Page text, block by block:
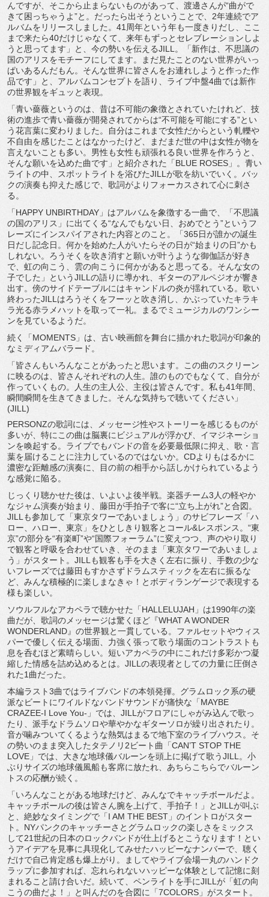
んですが、 そこから止まらないものがあって、渡邊さんが“曲がで
きて困っちゃうよ”と。だったら出そうということで、 2年連続でア
ルバムをリリースしました。 41周年という年も一度きりだし、
ここ
まで来たら40だけじゃなくて、 来年もずっとセレブレーションしよ
うと思ってます」と、 今の勢いを伝えるJILL。「新作は、 不思議の
国のアリスをモチーフにしてます。
まだ見たことのない世界がいっ
ぱいあるんだもん。 そんな世界に皆さんをお連れしようと作った作
品です」と、 アルバムコンセプトを語り、 ライブ中盤4曲では新作
の世界観をギュッと表現。
「青い薔薇というのは、昔は不可能の象徴とされていたけれど、 技
術の進歩で青い薔薇が開発されてからは“不可能を可能にする”とい
う花言葉に変わりました。
自分はこれまで女性だからという軋轢や
不自由を感じたことはなかったけど、まだまだ世の中は女性が物を
言えないことも多い。 男性も女性も頑張れる良い世界を作ろうと、
そんな願いを込めた曲です」と紹介された「BLUE ROSES」。青い
ライトの中、
スポットライトを浴びたJILLが歌を紡いでいく。 バッ
クの演奏も抑えた感じで、 歌詞がよりフォーカスされて心に刺さ
る。
「HAPPY UNBIRTHDAY」はアルバムを象徴する一曲で、「不思議
の国のアリス」に出てくる“なんでもない日、おめでとう”というフ
レーズにインスパイアされた内容とのこと。「365日が誰かの誕生
日だし記念日。 何かを始めた人がいたらその日が“始まりの日”かも
しれない。 ろうそくを吹き消すと願いが叶うような御伽話が好き
で、 虹の向こう、雲の向こうに何かがあると思ってる。 そんな女の
子でした」というJILLの語りに導かれ、 ギターのアルペジオが響き
出す。 傍のサイドテーブルにはキャンドルの炎が揺れている。 歌い
終わったJILLはろうそくをフーッと吹き消し、 かぶっていたキラキ
ラ光る赤ラメハットを取って一礼。
まるでミュージカルのワンシー
ンを見ているようだ。
続く「MOMENTS」は、 古い映画館を舞台に描かれた歌詞が印象的
なミディアムバラード。
「皆さんもいろんなことがあったと思います。
この曲のスクリーン
に映るのは、皆さんそれぞれの人生。 誰のものでもなくて、自分が
作っていくもの。人生の主人公、 主役は皆さんです。私も41年間、
瞬間瞬間を生きてきました。 そんな気持ちで聴いてください」
(JILL)
PERSONZの歌詞には、
メッセージ性やストーリーを感じるものが
多いが、 特にこの曲は脳裏にビジュアルが浮かび、 イマジネーショ
ンを喚起する。 ライブでもバンドの音を必要最低限に抑え、歌・ 言
葉を届けることに注力しているのではないか。 CDよりもはるかに
濃密な距離感の演奏に、
目の前の相手から話しかけられているよう
な感覚に陥る。
じっくり聴かせた後は、いよいよ後半戦。 楽器チーム3人の軽やか
なジャム演奏が始まり、 藤田が手拍子で客に“立ち上がれ”と合図。
JILLも参加して「東京タワーであいましょう」のサビフレーズ「ハ
ロー、ハロー、 東京」をひとしきり観客とコール&レスポンス。“東
京”の部分を“有楽町”や“国際フォーラム”に変えつつ、 声のやり取り
で観客と呼吸を合わせていき、そのまま「東京タワーであいましょ
う」がスタート。 JILLも観客も手を大きく左右に振り、 手数の少な
いフレーズでは藤田もすかさずドラムスティックを左右に振るな
ど、みんな積極的に楽しまなきゃ！ とボディランゲージで表現する
様も楽しい。
ソウルフルなアカペラで聴かせた「HALLELUJAH」 は1990年の楽
曲だが、歌詞のメッセージは驚くほど『WHAT A WONDER
WONDERLAND』の世界観と一貫している。 ファルセットやウィス
パーで優しく伝える場面、 力強く張って歌う場面のコントラストも
息を呑むほど素晴らしい。 短いアカペラの中にこれだけ多彩かつ凝
縮した情感を詰め込めると は。JILLの表現者としての力量に圧倒さ
れた1曲だった。
本編ラスト3曲ではライブバンドの本領発揮。 グラムロック系の硬
派なビートにワイルドなバンドサウンドが痛快な「MAYBE
CRAZEE-I Love You-」では、JILLがフロアにしゃがみ込んで歌っ
たり、 派手なドラムソロや華やかなギターソロが繰り出されたり。
音が噛みついてくるような熱気はまるで地下室のライブハウス。 そ
の勢いのまま突入したタテノリ2ビート曲「CAN’T STOP THE
LOVE」では、 大きな地球儀バルーンを頭上に掲げて歌うJILL。 小
ぶりサイズの地球儀風船も客席に放たれ、 あちらこちらでバルーン
トスの応酬が続く。
「いろんなことがある地球だけど、みんなでキャッチボールだよ。
キャッチボールの後は皆さん腕を上げて、手拍子！」
とJILLが叫ぶ
と、絶妙なタイミングで「I AM THE BEST」のイントロがスター
ト。 NYパンクのキャッチーさとグラムロックの楽しさをミックス
して21世紀の日本のロックバンドが仕上げるとこうなります！ とい
うアイデアを見事に具現化してみせたハッピーなナンバーで、 聴く
だけで自己肯定感も爆上がり。
ましてやライブ会場一丸のハンドク
ラップに参加すれば、 忘れられないハッピーな体験として記憶に刻
まれること請け合いだ。続いて、ペンライトを手にJILLが「虹の向
こうの曲だよ！」
と叫んだのを合図に「7COLORS」がスタート。